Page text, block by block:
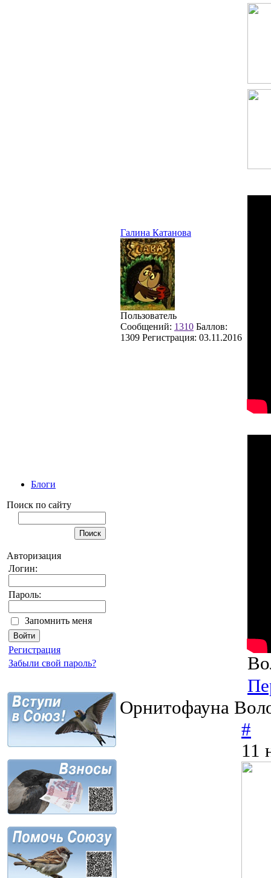
Блоги
Поиск по сайту
Авторизация
Логин:
Пароль:
Запомнить меня
Регистрация
Забыли свой пароль?
Галина Катанова
Пользователь
Сообщений: 1310 Баллов:
1309 Регистрация: 03.11.2016
Орнитофауна
#
11